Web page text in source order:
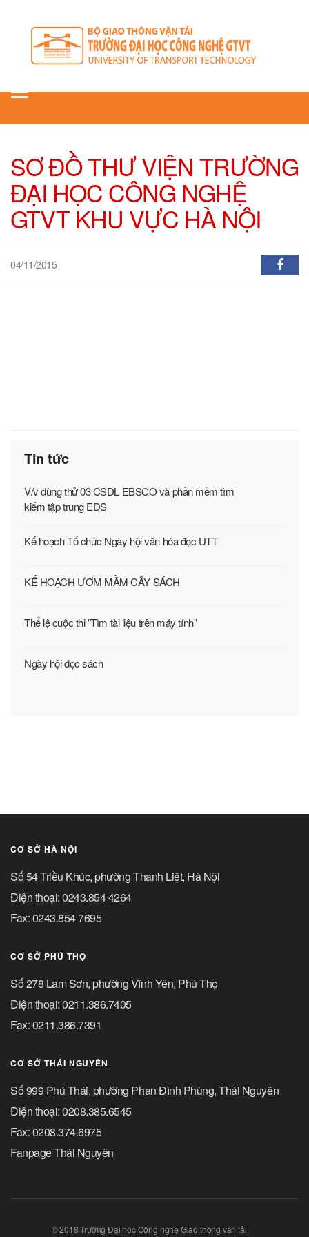
Toggle
SƠ ĐỒ THƯ VIỆN TRƯỜNG
ĐẠI HỌC CÔNG NGHỆ
GTVT KHU VỰC HÀ NỘI
04/11/2015
Tin tức
V/v dùng thử 03 CSDL EBSCO và phần mềm tìm
kiếm tập trung EDS
Kế hoạch Tổ chức Ngày hội văn hóa đọc UTT
KẾ HOẠCH ƯƠM MẦM CÂY SÁCH
Thể lệ cuộc thi "Tìm tài liệu trên máy tính"
Ngày hội đọc sách
CƠ SỞ HÀ NỘI
Số 54 Triều Khúc, phường Thanh Liệt, Hà Nội
Điện thoại: 0243.854 4264
Fax: 0243.854 7695
CƠ SỞ PHÚ THỌ
Số 278 Lam Sơn, phường Vĩnh Yên, Phú Thọ
Điện thoại: 0211.386.7405
Fax: 0211.386.7391
CƠ SỞ THÁI NGUYÊN
Số 999 Phú Thái, phường Phan Đình Phùng, Thái Nguyên
Điện thoại: 0208.385.6545
Fax: 0208.374.6975
Fanpage Thái Nguyên
© 2018 Trường Đại học Công nghệ Giao thông vận tải.